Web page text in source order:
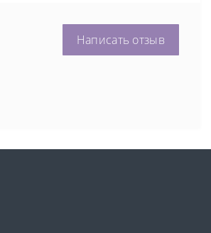
Написать отзыв